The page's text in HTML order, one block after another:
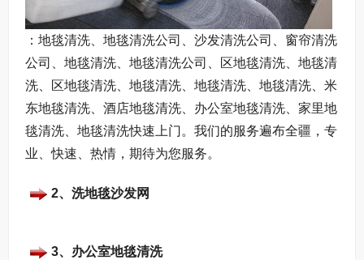
：地毯清洗、地毯清洗公司、沙发清洗公司、窗帘清洗
公司、地毯清洗、地毯清洗公司、区地毯清洗、地毯清
洗、区地毯清洗、地毯清洗、地毯清洗、地毯清洗、米
东地毯清洗、酒店地毯清洗、办公室地毯清洗、家里地
毯清洗、地毯清洗快速上门。我们的服务遍布全疆，专
业、快速、热情，期待为您服务。
2、洗地毯沙发网
3、办公室地毯清洗